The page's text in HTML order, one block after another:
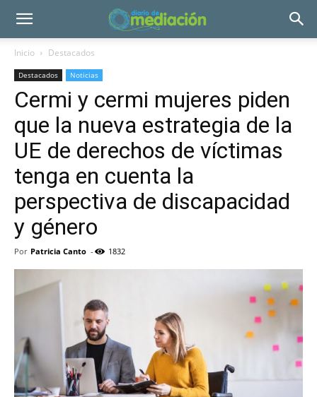
Inicio Destacados
Destacados Noticias
Cermi y cermi mujeres piden
que la nueva estrategia de la
UE de derechos de víctimas
tenga en cuenta la
perspectiva de discapacidad
y género
Por Patricia Canto - 1832